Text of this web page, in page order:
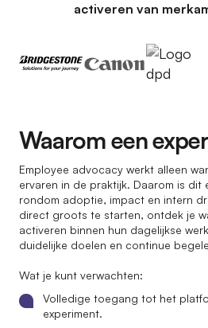
activeren van
Waarom een
Employee advocacy werkt alleen
ervaren in de praktijk. Daarom is dit
rondom adoptie, impact en intern
direct groots te starten, ontdek je
activeren binnen hun dagelijkse
duidelijke doelen en continue
Wat je kunt verwachten:
Volledige toegang tot het
experiment.